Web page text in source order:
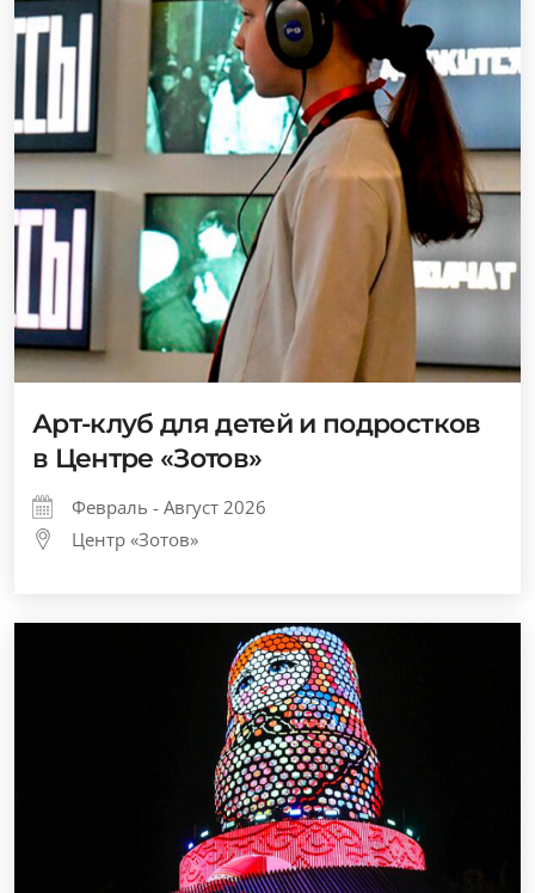
Арт-клуб для детей и подростков
в Центре «Зотов»
Февраль - Август 2026
Центр «Зотов»